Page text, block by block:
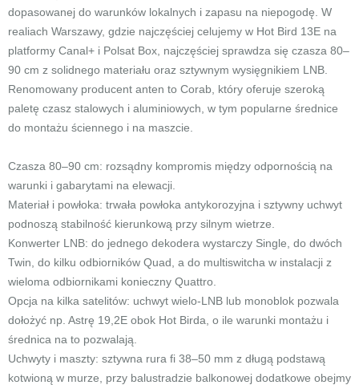
dopasowanej do warunków lokalnych i zapasu na niepogodę. W
realiach Warszawy, gdzie najczęściej celujemy w Hot Bird 13E na
platformy Canal+ i Polsat Box, najczęściej sprawdza się czasza 80–
90 cm z solidnego materiału oraz sztywnym wysięgnikiem LNB.
Renomowany producent anten to Corab, który oferuje szeroką
paletę czasz stalowych i aluminiowych, w tym popularne średnice
do montażu ściennego i na maszcie.
Czasza 80–90 cm: rozsądny kompromis między odpornością na
warunki i gabarytami na elewacji.
Materiał i powłoka: trwała powłoka antykorozyjna i sztywny uchwyt
podnoszą stabilność kierunkową przy silnym wietrze.
Konwerter LNB: do jednego dekodera wystarczy Single, do dwóch
Twin, do kilku odbiorników Quad, a do multiswitcha w instalacji z
wieloma odbiornikami konieczny Quattro.
Opcja na kilka satelitów: uchwyt wielo-LNB lub monoblok pozwala
dołożyć np. Astrę 19,2E obok Hot Birda, o ile warunki montażu i
średnica na to pozwalają.
Uchwyty i maszty: sztywna rura fi 38–50 mm z długą podstawą
kotwioną w murze, przy balustradzie balkonowej dodatkowe obejmy